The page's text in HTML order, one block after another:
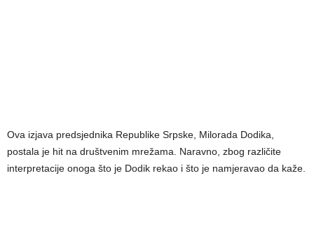
Ova izjava predsjednika Republike Srpske, Milorada Dodika,
postala je hit na društvenim mrežama. Naravno, zbog različite
interpretacije onoga što je Dodik rekao i što je namjeravao da kaže.